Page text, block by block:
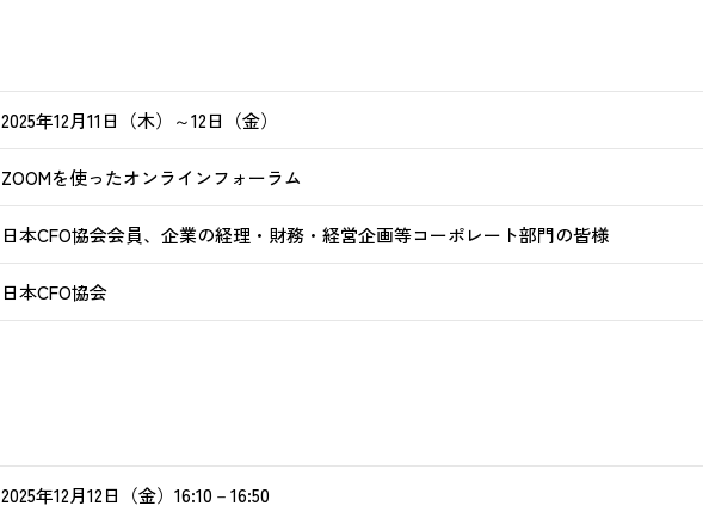
2025年12月11日（木）～12日（金）
ZOOMを使ったオンラインフォーラム
日本CFO協会会員、企業の経理・財務・経営企画等コーポレート部門の皆様
日本CFO協会
2025年12月12日（金）16:10－16:50